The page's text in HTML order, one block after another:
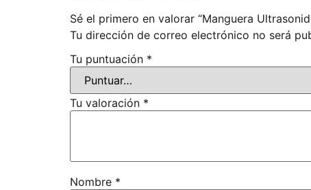
Sé el primero en valorar “Manguera
Tu dirección de correo electrónico no será
Tu puntuación *
Tu valoración *
Nombre *